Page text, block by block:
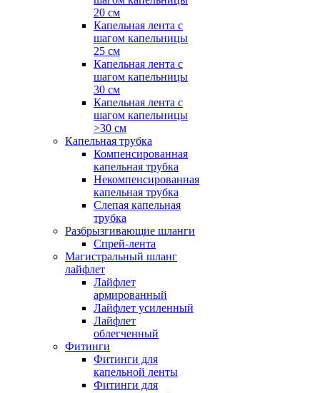
20 см
Капельная лента с
шагом капельницы
25 см
Капельная лента с
шагом капельницы
30 см
Капельная лента с
шагом капельницы
>30 см
Капельная трубка
Компенсированная
капельная трубка
Некомпенсированная
капельная трубка
Слепая капельная
трубка
Разбрызгивающие шланги
Спрей-лента
Магистральный шланг
лайфлет
Лайфлет
армированный
Лайфлет усиленный
Лайфлет
облегченный
Фитинги
Фитинги для
капельной ленты
Фитинги для